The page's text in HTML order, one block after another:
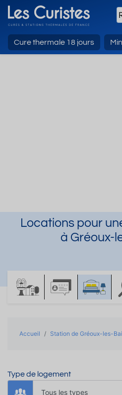
Cure thermale 18 jours
Locations pour
à Gréoux-
Accueil Station de Gréoux-les-
Type de logement